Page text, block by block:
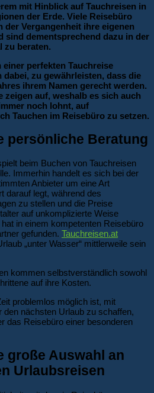
mit Hinblick auf Tauchreisen in
der Erde. Viele Reisebüro
Vergangenheit ihre eigenen
sind dementsprechend dazu in der
zu beraten.
perfekten Tauchreise
zu gewährleisten, dass die
ihrem Namen gerecht werden.
zeigen auf, weshalb es sich auch
noch lohnt, auf
Tauchen im Reisebüro zu setzen.
persönliche Beratung
beim Buchen von Tauchreisen
Immerhin handelt es sich bei der
Anbieter um eine Art
darauf legt, während des
zu stellen und die Preise
auf unkomplizierte Weise
in einem kompetenten Reisebüro
gefunden. Tauchreisen.at
„unter Wasser“ mittlerweile sein
kommen selbstverständlich sowohl
auf ihre Kosten.
problemlos möglich ist, mit
nächsten Urlaub zu schaffen,
das Reisebüro einer besonderen
große Auswahl an
Urlaubsreisen